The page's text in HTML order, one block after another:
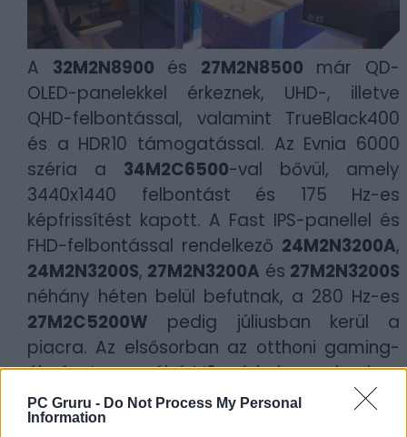
PC Gruru - Do Not Process My Personal
Information
A 32M2N8900 és 27M2N8500 már QD-
OLED-panelekkel érkeznek, UHD-, illetve
QHD-felbontással, valamint TrueBlack400
és a HDR10 támogatással. Az Evnia 6000
széria a 34M2C6500-val bővül, amely
3440x1440 felbontást és 175 Hz-es
képfrissítést kapott. A Fast IPS-panellel és
FHD-felbontással rendelkező 24M2N3200A,
24M2N3200S, 27M2N3200A és 27M2N3200S
néhány héten belül befutnak, a 280 Hz-es
27M2C5200W pedig júliusban kerül a
piacra. Az elsősorban az otthoni gaming-
élményt megcélzó M2 széria is megkapja a
maga QHD-monitorait: a27M2N5500
27M2N3500NL